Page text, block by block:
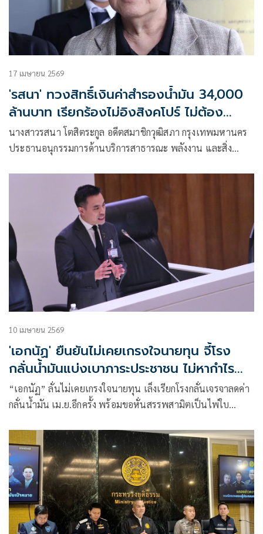
17 เมษายน 2569
'รสนา' ทวงสิทธิ์เงินค่าสำรองน้ำมัน 34,000
ล้านบาท เรียกร้องไม่อิงสิงคโปร์ ไม่ต้อง
ชดเชย
นางสาวรสนา โตสิตระกูล อดีตสมาชิกวุฒิสภา กรุงเทพมหานคร
ประธานอนุกรรมการด้านบริการสาธารณะ พลังงาน และสิ่ง
10 เมษายน 2569
'เอกนัฏ' ยืนยันไม่เคยเกรงใจนายทุน จี้โรง
กลั่นน้ำมันแบ่งเบาภาระประชาชน ไม่หากำไร
เกินควร
“เอกนัฏ” ลั่นไม่เคยเกรงใจนายทุน เล็งเรียกโรงกลั่นเจรจาลดค่า
กลั่นน้ำมัน เม.ย.อีกครั้ง พร้อมขอหั่นสรรพสามิตเป็นไพ่ใบ
สถานการณ์ไม่แน่นอนใช้ความ